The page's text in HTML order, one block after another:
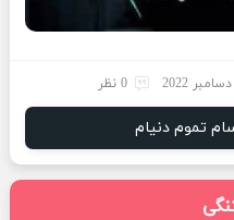
0 نظر
تموم دنیام